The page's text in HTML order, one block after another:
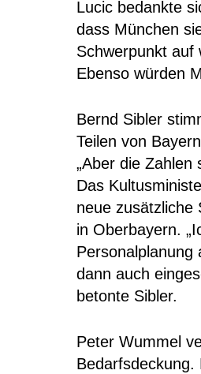
Lucic bedankte
dass München
Schwerpunkt auf
Ebenso würden
Bernd Sibler
Teilen von
„Aber die Zahlen
Das
neue zusätzliche
in Oberbayern.
Personalplanung
dann auch
betonte Sibler.
Peter Wummel